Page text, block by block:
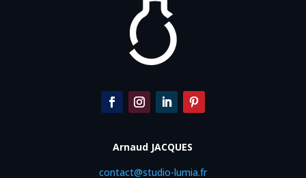
Arnaud JACQUES
contact@studio-lumia.fr